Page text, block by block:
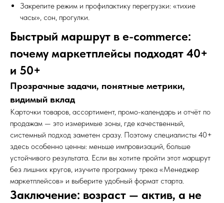
Закрепите режим и профилактику перегрузки: «тихие
часы», сон, прогулки.
Быстрый маршрут в e-commerce:
почему маркетплейсы подходят 40+
и 50+
Прозрачные задачи, понятные метрики,
видимый вклад
Карточки товаров, ассортимент, промо-календарь и отчёт по
продажам — это измеримые зоны, где качественный,
системный подход заметен сразу. Поэтому специалисты 40+
здесь особенно ценны: меньше импровизаций, больше
устойчивого результата. Если вы хотите пройти этот маршрут
без лишних кругов, изучите программу трека «Менеджер
маркетплейсов» и выберите удобный формат старта.
Заключение: возраст — актив, а не